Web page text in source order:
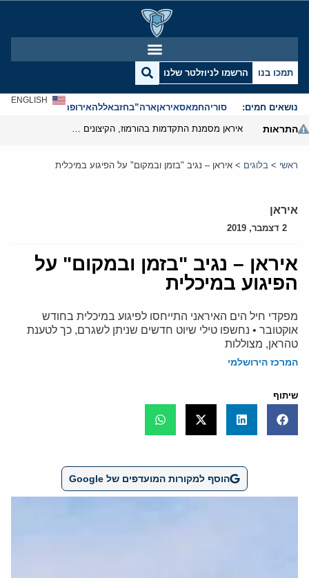
תמכו בנו הרשמו לניוזלטר שלנו
נושאים חמים: סוריהחמאסאיראןארה”בחזבאללהאירופהאנטישמיות
ENGLISH
התראות
ראשי > בלוגים > איראן – נגיב "בזמן ובמקום" על הפיגוע במיכלית
איראן
2 דצמבר, 2019
איראן – נגיב "בזמן ובמקום" על
הפיגוע במיכלית
מפקדי חיל הים האיראני התייחסו לפיגוע במיכלית בחודש
אוקטובר • נחשפו טילי שיוט חדשים שניתן לשגרם, כך לטענת
טהראן, מצוללות
המרכז הירושלמי
שיתוף
הוסף למקורות המועדפים של Google